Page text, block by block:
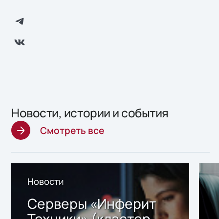
Новости, истории и события
Смотреть все
Новости
Серверы «Инферит